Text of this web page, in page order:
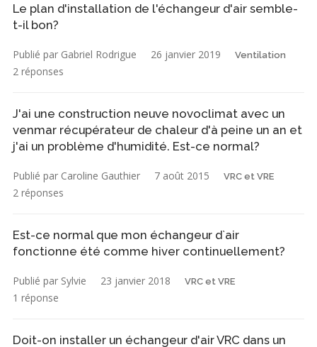
Le plan d'installation de l'échangeur d'air semble-
t-il bon?
Publié par Gabriel Rodrigue 26 janvier 2019 Ventilation
2 réponses
J'ai une construction neuve novoclimat avec un
venmar récupérateur de chaleur d'à peine un an et
j'ai un problème d'humidité. Est-ce normal?
Publié par Caroline Gauthier 7 août 2015 VRC et VRE
2 réponses
Est-ce normal que mon échangeur d`air
fonctionne été comme hiver continuellement?
Publié par Sylvie 23 janvier 2018 VRC et VRE
1 réponse
Doit-on installer un échangeur d'air VRC dans un